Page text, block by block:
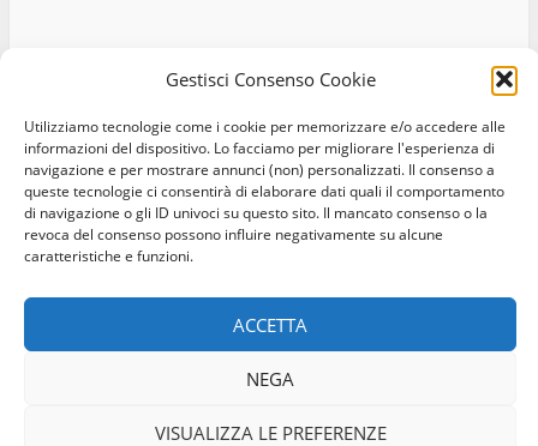
Gestisci Consenso Cookie
Utilizziamo tecnologie come i cookie per memorizzare e/o accedere alle
informazioni del dispositivo. Lo facciamo per migliorare l'esperienza di
navigazione e per mostrare annunci (non) personalizzati. Il consenso a
queste tecnologie ci consentirà di elaborare dati quali il comportamento
di navigazione o gli ID univoci su questo sito. Il mancato consenso o la
revoca del consenso possono influire negativamente su alcune
caratteristiche e funzioni.
ACCETTA
NEGA
VISUALIZZA LE PREFERENZE
Facebook
Instagram
Twitter
ROC:39156 - Tutti i diritti riservati